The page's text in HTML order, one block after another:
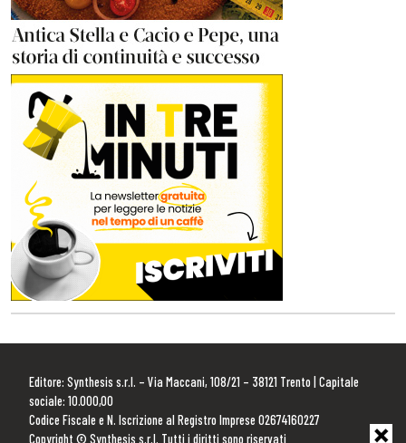
Editore: Synthesis s.r.l. – Via Maccani, 108/21 – 38121 Trento | Capitale
sociale: 10.000,00
Codice Fiscale e N. Iscrizione al Registro Imprese 02674160227
Copyright © Synthesis s.r.l. Tutti i diritti sono riservati